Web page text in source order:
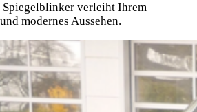
Spiegelblinker verleiht Ihrem
modernes Aussehen.